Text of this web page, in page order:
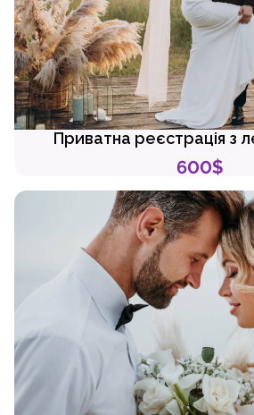
Приватна реєстрація з
600$